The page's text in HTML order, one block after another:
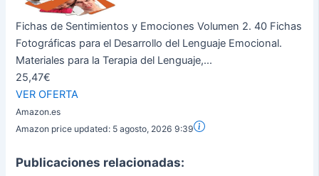
Fichas de Sentimientos y Emociones Volumen 2. 40 Fichas
Fotográficas para el Desarrollo del Lenguaje Emocional.
Materiales para la Terapia del Lenguaje,...
25,47€
VER OFERTA
Amazon.es
Amazon price updated: 5 agosto, 2026 9:39
Publicaciones relacionadas: